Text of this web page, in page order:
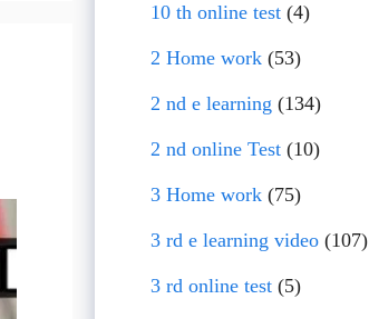
10 th online test(4)
2 Home work(53)
2 nd e learning (134)
2 nd online Test(10)
3 Home work(75)
3 rd e learning video(107)
3 rd online test(5)